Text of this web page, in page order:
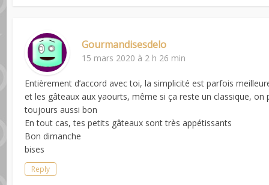
Gourmandisesdelo
15 mars 2020 à 2 h 26 min
Entièrement d’accord avec toi, la simplicité est parfois
et les gâteaux aux yaourts, même si ça reste un classique, on
toujours aussi bon
En tout cas, tes petits gâteaux sont très appétissants
Bon dimanche
bises
Reply